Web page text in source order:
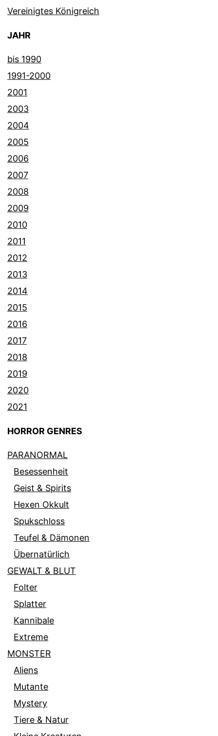
Vereinigtes Königreich
JAHR
bis 1990
1991-2000
2001
2003
2004
2005
2006
2007
2008
2009
2010
2011
2012
2013
2014
2015
2016
2017
2018
2019
2020
2021
HORROR GENRES
PARANORMAL
Besessenheit
Geist & Spirits
Hexen Okkult
Spukschloss
Teufel & Dämonen
Übernatürlich
GEWALT & BLUT
Folter
Splatter
Kannibale
Extreme
MONSTER
Aliens
Mutante
Mystery
Tiere & Natur